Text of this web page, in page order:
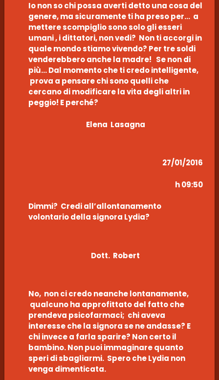
Io non so chi possa averti detto una cosa del
genere, ma sicuramente ti ha preso per… a
mettere scompiglio sono solo gli esseri
umani , i dittatori, non vedi? Non ti accorgi in
quale mondo stiamo vivendo? Per tre soldi
venderebbero anche la madre! Se non di
più… Dal momento che ti credo intelligente,
prova a pensare chi sono quelli che
cercano di modificare la vita degli altri in
peggio! E perché?
Elena Lasagna
27/01/2016
h 09:50
Dimmi? Credi all’allontanamento
volontario della signora Lydia?
Dott. Robert
No, non ci credo neanche lontanamente,
qualcuno ha approfittato del fatto che
prendeva psicofarmaci; chi aveva
interesse che la signora se ne andasse? E
chi invece a farla sparire? Non certo il
bambino. Non puoi immaginare quanto
speri di sbagliarmi. Spero che Lydia non
venga dimenticata.